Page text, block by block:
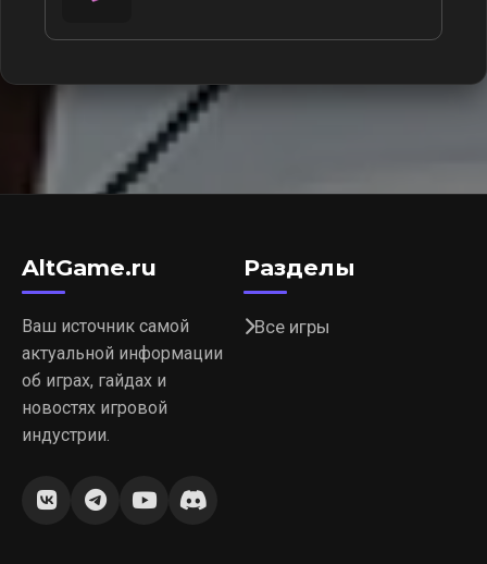
AltGame.ru
Ваш источник самой
актуальной информации
об играх, гайдах и
новостях игровой
индустрии.
Разделы
Все игры